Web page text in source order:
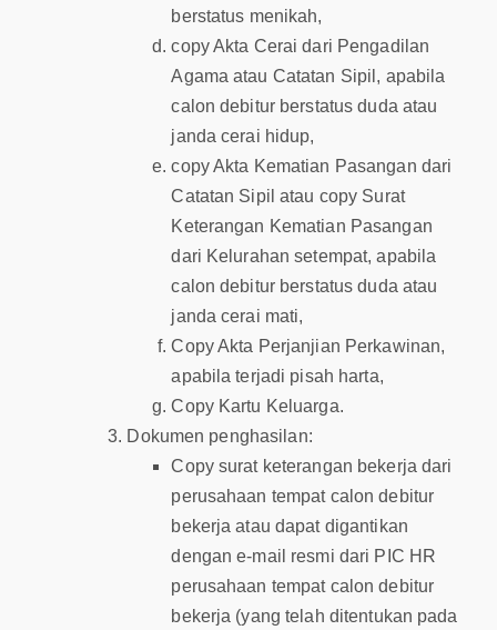
berstatus menikah,
copy Akta Cerai dari Pengadilan
Agama atau Catatan Sipil, apabila
calon debitur berstatus duda atau
janda cerai hidup,
copy Akta Kematian Pasangan dari
Catatan Sipil atau copy Surat
Keterangan Kematian Pasangan
dari Kelurahan setempat, apabila
calon debitur berstatus duda atau
janda cerai mati,
Copy Akta Perjanjian Perkawinan,
apabila terjadi pisah harta,
Copy Kartu Keluarga.
Dokumen penghasilan:
Copy surat keterangan bekerja dari
perusahaan tempat calon debitur
bekerja atau dapat digantikan
dengan e-mail resmi dari PIC HR
perusahaan tempat calon debitur
bekerja (yang telah ditentukan pada